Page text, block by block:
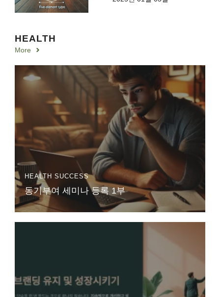
HEALTH
More
HEALTH SUCCESS
동기부여 세미나 등록 1부